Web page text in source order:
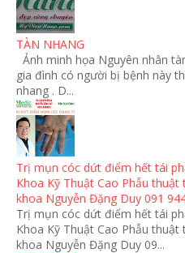
TÀN NHANG
Ảnh minh họa Nguyên nhân
gia đình có người bị bệnh này
nhang . D...
Trị mụn cóc dứt điểm hết tái
Khoa Kỹ Thuật Cao Phẫu
khoa Nguyễn Đặng Duy 091
Trị mụn cóc dứt điểm hết tái
Khoa Kỹ Thuật Cao Phẫu
khoa Nguyễn Đặng Duy 09...